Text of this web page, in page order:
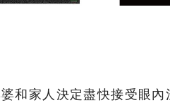
和家人決定盡快接受眼